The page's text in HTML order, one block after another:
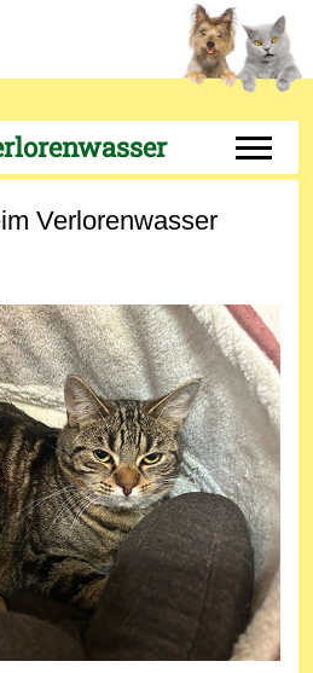
Off-
Verlorenwasser